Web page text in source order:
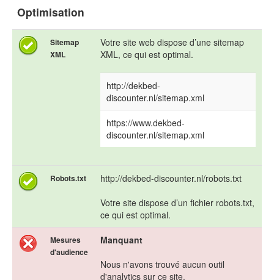
Optimisation
Sitemap
XML
Votre site web dispose d’une sitemap
XML, ce qui est optimal.
http://dekbed-
discounter.nl/sitemap.xml
https://www.dekbed-
discounter.nl/sitemap.xml
Robots.txt
http://dekbed-discounter.nl/robots.txt
Votre site dispose d’un fichier robots.txt,
ce qui est optimal.
Mesures
d'audience
Manquant
Nous n'avons trouvé aucun outil
d'analytics sur ce site.